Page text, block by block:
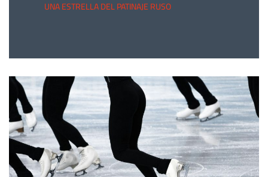
UNA ESTRELLA DEL PATINAJE RUSO